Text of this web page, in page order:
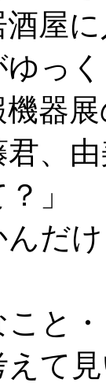
屋
っ
器
、
」
だ
と
て